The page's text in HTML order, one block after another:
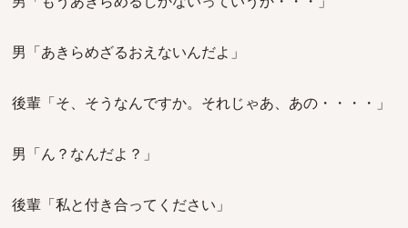
男「あきらめざるおえないんだよ」
後輩「そ、そうなんですか。それじゃあ、あの・・・・」
男「ん？なんだよ？」
後輩「私と付き合ってください」